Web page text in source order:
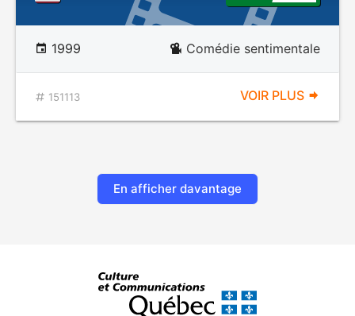
1999 Comédie sentimentale
151113 VOIR PLUS
En afficher davantage